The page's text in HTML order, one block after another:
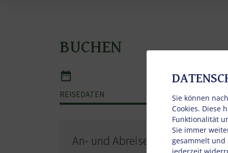
BUCHEN
REISEDATEN
An- und Abreisetag
Sie können
Cookies. Diese
Funktionalität
Sie immer
gesammelt und